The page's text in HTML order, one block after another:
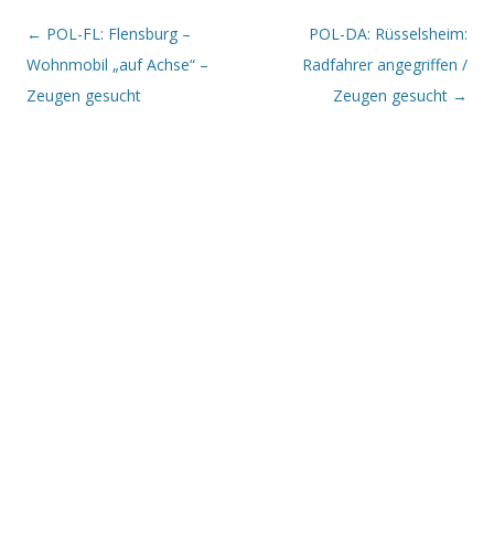
Beitrags-Navigation
← POL-FL: Flensburg –
Wohnmobil „auf Achse“ –
Zeugen gesucht
POL-DA: Rüsselsheim:
Radfahrer angegriffen /
Zeugen gesucht →